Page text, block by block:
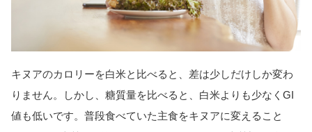
キヌアのカロリーを白米と比べると、差は少しだけしか変わ
りません。しかし、糖質量を比べると、白米よりも少なくGI
値も低いです。普段食べていた主食をキヌアに変えること